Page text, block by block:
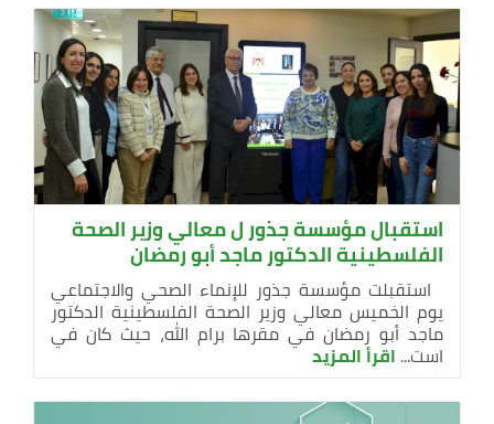
استقبال مؤسسة جذور ل معالي وزير الصحة
الفلسطينية الدكتور ماجد أبو رمضان
استقبلت مؤسسة جذور للإنماء الصحي والاجتماعي
يوم الخميس معالي وزير الصحة الفلسطينية الدكتور
ماجد أبو رمضان في مقرها برام الله، حيث كان في
است... اقرأ المزيد